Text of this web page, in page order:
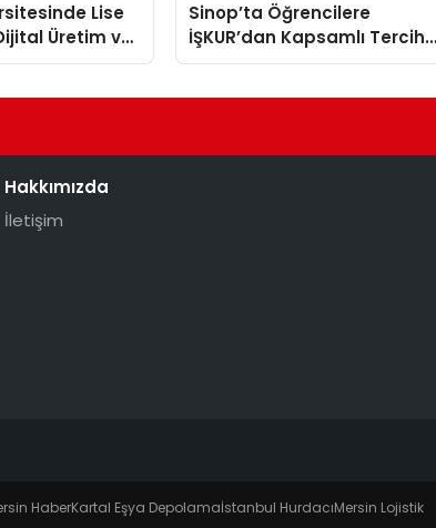
Lise
Üretim ve
Veriliyor
Sinop’ta Öğrencilere
İŞKUR’dan Kapsamlı Tercih
Rehberliği
Hakkımızda
İletişim
HaberKartal Eşya Depolamaİstanbul HurdacıMersin Lojistik